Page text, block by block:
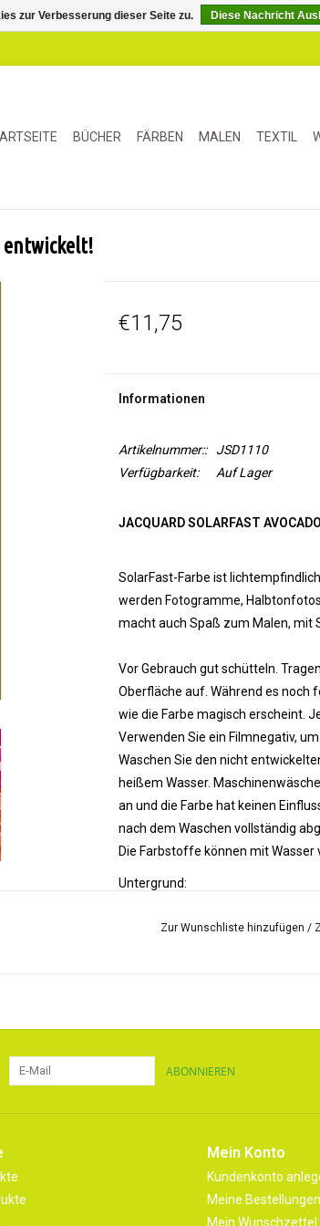
BÜCHER FÄRBEN MALEN TEXTIL
entwickelt!
€11,75
Informationen
Artikelnummer::
JSD1110
Verfügbarkeit:
Auf Lager
JACQUARD SOLARFAST AVOCADO
SolarFast-Farbe ist
werden Fotogramme,
macht auch Spaß zum Malen, mit
Vor Gebrauch gut schütteln.
Oberfläche auf. Während es noch
wie die Farbe magisch erscheint.
Verwenden Sie ein Filmnegativ,
Waschen Sie den nicht
heißem Wasser.
an und die Farbe hat keinen
nach dem Waschen vollständig
Die Farbstoffe können mit
Untergrund:
Zur Wunschliste hinzufügen/
ABONNIEREN
Mein Konto
Kundenkonto
Meine Bestellungen
Mein Wunschzettel
zur Verbesserung dieser Seite zu. Diese Nachricht